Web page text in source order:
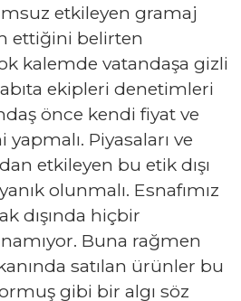
etkileyen gramaj
ettiğini belirten
kalemde vatandaşa gizli
ekipleri denetimleri
önce kendi fiyat ve
Piyasaları ve
etkileyen bu etik dışı
olunmalı. Esnafımız
dışında hiçbir
Buna rağmen
satılan ürünler bu
gibi bir algı söz